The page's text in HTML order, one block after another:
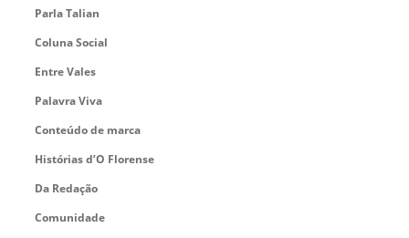
Parla Talian
Coluna Social
Entre Vales
Palavra Viva
Conteúdo de marca
Histórias d’O Florense
Da Redação
Comunidade